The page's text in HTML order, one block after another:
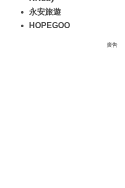
永安旅遊
HOPEGOO
廣告